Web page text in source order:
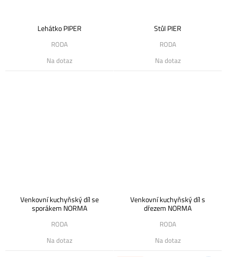
Lehátko PIPER
RODA
Na dotaz
Stůl PIER
RODA
Na dotaz
Venkovní kuchyňský díl se
sporákem NORMA
RODA
Na dotaz
Venkovní kuchyňský díl s
dřezem NORMA
RODA
Na dotaz